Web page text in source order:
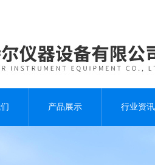
产品展示 行业资讯